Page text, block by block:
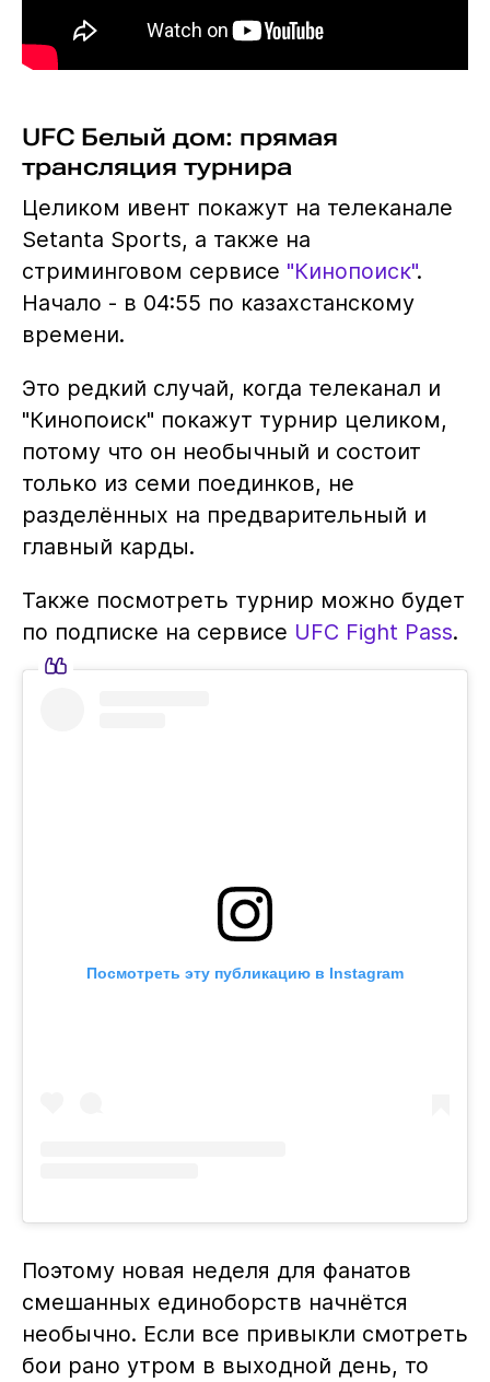
UFC Белый дом: прямая
трансляция турнира
Целиком ивент покажут на телеканале
Setanta Sports, а также на
стриминговом сервисе "Кинопоиск".
Начало - в 04:55 по казахстанскому
времени.
Это редкий случай, когда телеканал и
"Кинопоиск" покажут турнир целиком,
потому что он необычный и состоит
только из семи поединков, не
разделённых на предварительный и
главный карды.
Также посмотреть турнир можно будет
по подписке на сервисе UFC Fight Pass.
Посмотреть эту публикацию в Instagram
Поэтому новая неделя для фанатов
смешанных единоборств начнётся
необычно. Если все привыкли смотреть
бои рано утром в выходной день, то